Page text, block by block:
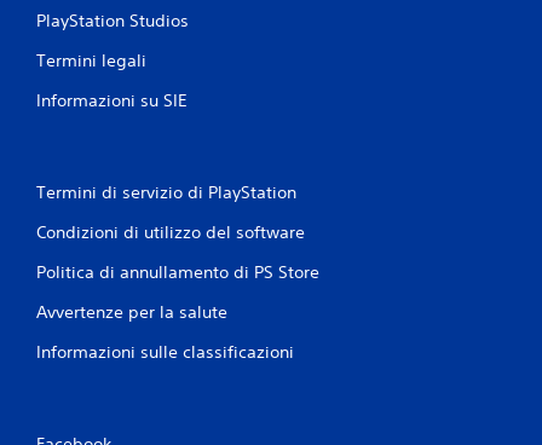
PlayStation Studios
Termini legali
Informazioni su SIE
Termini di servizio di PlayStation
Condizioni di utilizzo del software
Politica di annullamento di PS Store
Avvertenze per la salute
Informazioni sulle classificazioni